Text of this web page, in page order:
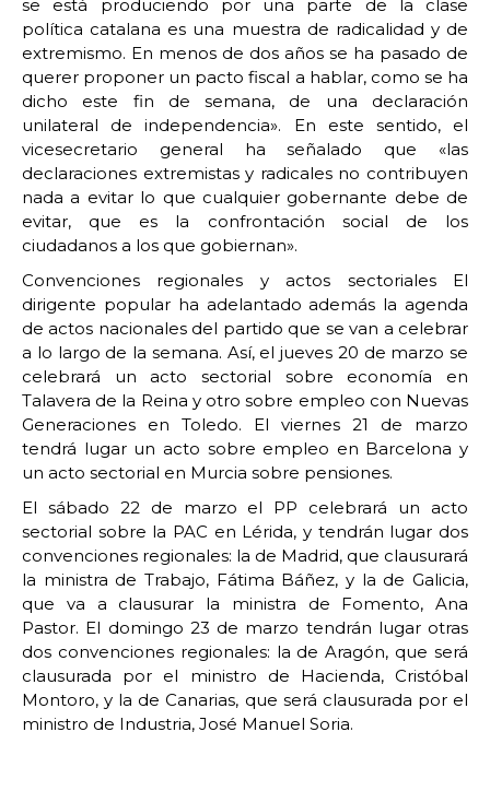
se está produciendo por una parte de la clase
política catalana es una muestra de radicalidad y de
extremismo. En menos de dos años se ha pasado de
querer proponer un pacto fiscal a hablar, como se ha
dicho este fin de semana, de una declaración
unilateral de independencia». En este sentido, el
vicesecretario general ha señalado que «las
declaraciones extremistas y radicales no contribuyen
nada a evitar lo que cualquier gobernante debe de
evitar, que es la confrontación social de los
ciudadanos a los que gobiernan».
Convenciones regionales y actos sectoriales El
dirigente popular ha adelantado además la agenda
de actos nacionales del partido que se van a celebrar
a lo largo de la semana. Así, el jueves 20 de marzo se
celebrará un acto sectorial sobre economía en
Talavera de la Reina y otro sobre empleo con Nuevas
Generaciones en Toledo. El viernes 21 de marzo
tendrá lugar un acto sobre empleo en Barcelona y
un acto sectorial en Murcia sobre pensiones.
El sábado 22 de marzo el PP celebrará un acto
sectorial sobre la PAC en Lérida, y tendrán lugar dos
convenciones regionales: la de Madrid, que clausurará
la ministra de Trabajo, Fátima Báñez, y la de Galicia,
que va a clausurar la ministra de Fomento, Ana
Pastor. El domingo 23 de marzo tendrán lugar otras
dos convenciones regionales: la de Aragón, que será
clausurada por el ministro de Hacienda, Cristóbal
Montoro, y la de Canarias, que será clausurada por el
ministro de Industria, José Manuel Soria.